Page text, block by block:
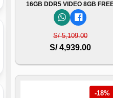
16GB DDR5 VIDEO 8GB
S/ 5,109.00
S/ 4,939.00
-18%